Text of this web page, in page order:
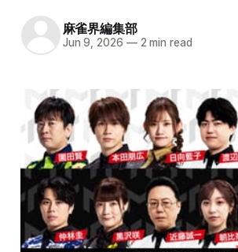
麻雀界編集部
Jun 9, 2026 —2 min read